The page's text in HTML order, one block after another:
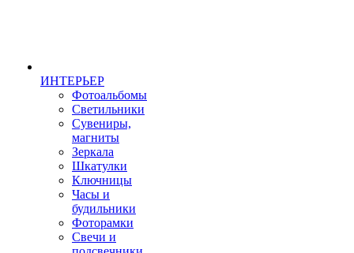
ИНТЕРЬЕР
Фотоальбомы
Светильники
Сувениры,
магниты
Зеркала
Шкатулки
Ключницы
Часы и
будильники
Фоторамки
Свечи и